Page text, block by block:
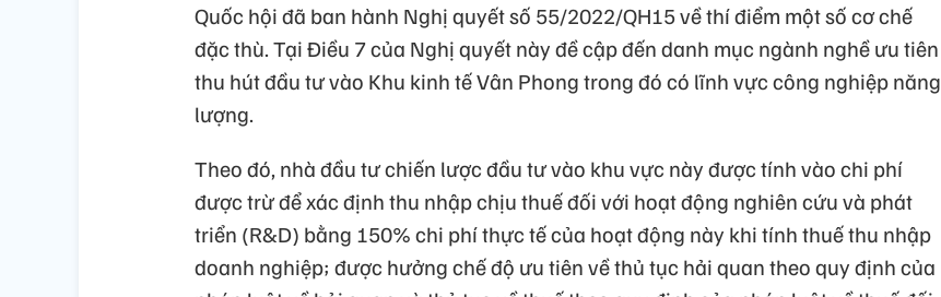
Quốc hội đã ban hành Nghị quyết số 55/2022/QH15 về thí điểm một số cơ chế
đặc thù. Tại Điều 7 của Nghị quyết này đề cập đến danh mục ngành nghề ưu tiên
thu hút đầu tư vào Khu kinh tế Vân Phong trong đó có lĩnh vực công nghiệp năng
lượng.
Theo đó, nhà đầu tư chiến lược đầu tư vào khu vực này được tính vào chi phí
được trừ để xác định thu nhập chịu thuế đối với hoạt động nghiên cứu và phát
triển (R&D) bằng 150% chi phí thực tế của hoạt động này khi tính thuế thu nhập
doanh nghiệp; được hưởng chế độ ưu tiên về thủ tục hải quan theo quy định của